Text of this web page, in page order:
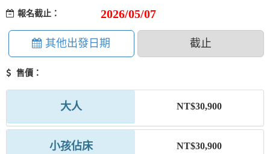
報名截止： 2026/05/07
其他出發日期 截止
售價：
大人 NT$30,900
小孩佔床 NT$30,900